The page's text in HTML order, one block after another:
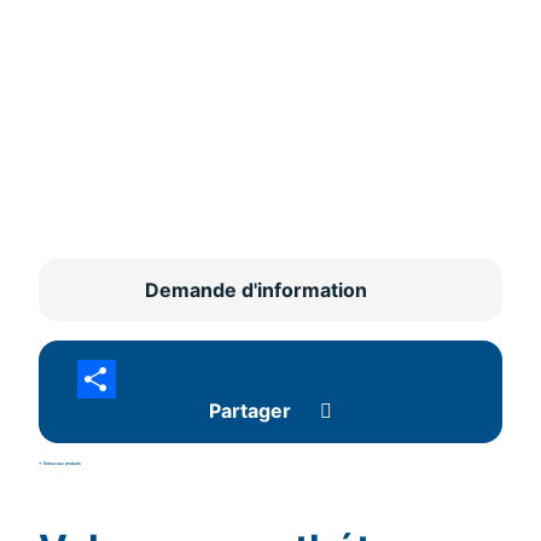
Demande d'information
Partager
<- Retour aux produits